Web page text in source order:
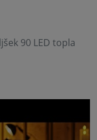
90 LED topla